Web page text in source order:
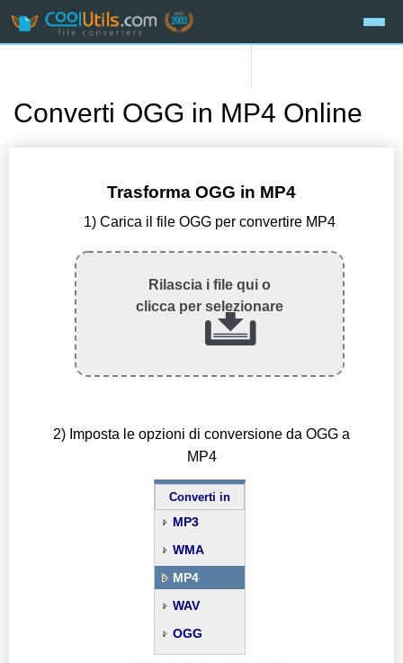
Converti OGG in MP4 Online
Trasforma OGG in MP4
1) Carica il file OGG per convertire MP4
Rilascia i file qui o
clicca per selezionare
2) Imposta le opzioni di conversione da OGG a
MP4
Converti in
MP3
WMA
MP4
WAV
OGG